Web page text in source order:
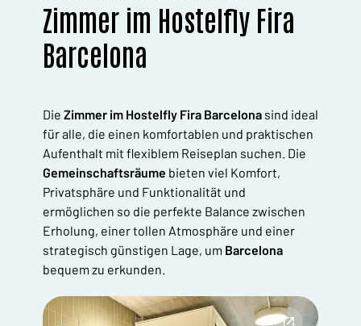
Zimmer im Hostelfly Fira
Barcelona
Die Zimmer im Hostelfly Fira Barcelona sind ideal
für alle, die einen komfortablen und praktischen
Aufenthalt mit flexiblem Reiseplan suchen. Die
Gemeinschaftsräume bieten viel Komfort,
Privatsphäre und Funktionalität und
ermöglichen so die perfekte Balance zwischen
Erholung, einer tollen Atmosphäre und einer
strategisch günstigen Lage, um Barcelona
bequem zu erkunden.